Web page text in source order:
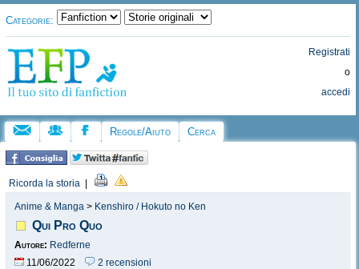
Categorie:
Registrati
o
accedi
Regole/Aiuto Cerca
Ricorda la storia
Anime & Manga > Kenshiro / Hokuto no Ken
Qui Pro Quo
Autore: Redferne
11/06/2022
2 recensioni